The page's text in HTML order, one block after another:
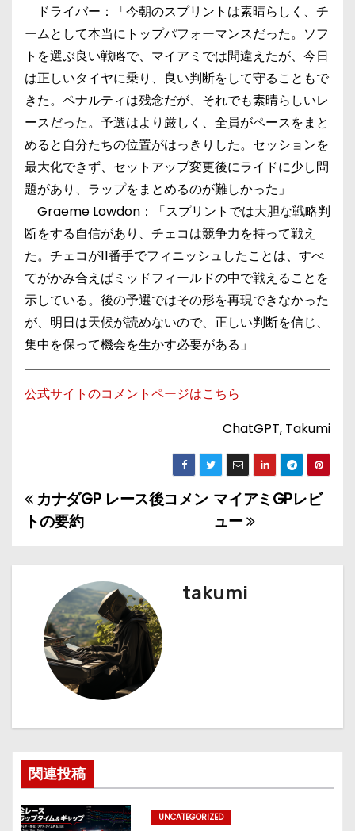
ドライバー：「今朝のスプリントは素晴らしく、チ
ームとして本当にトップパフォーマンスだった。ソフ
トを選ぶ良い戦略で、マイアミでは間違えたが、今日
は正しいタイヤに乗り、良い判断をして守ることもで
きた。ペナルティは残念だが、それでも素晴らしいレ
ースだった。予選はより厳しく、全員がペースをまと
めると自分たちの位置がはっきりした。セッションを
最大化できず、セットアップ変更後にライドに少し問
題があり、ラップをまとめるのが難しかった」
Graeme Lowdon：「スプリントでは大胆な戦略判
断をする自信があり、チェコは競争力を持って戦え
た。チェコが11番手でフィニッシュしたことは、すべ
てがかみ合えばミッドフィールドの中で戦えることを
示している。後の予選ではその形を再現できなかった
が、明日は天候が読めないので、正しい判断を信じ、
集中を保って機会を生かす必要がある」
公式サイトのコメントページはこちら
ChatGPT, Takumi
投
稿
ナ
ゲ
ー
ョ
ン
マイアミGPレビ
ュー
カナダGP レース後コメン
トの要約
takumi
関連投稿
UNCATEGORIZED